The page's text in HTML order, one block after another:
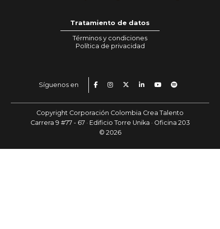
Tratamiento de datos
Términos y condiciones
Política de privacidad
Síguenos en
Copyright Corporación Colombia Crea Talento
Carrera 9 #77 - 67 · Edificio Torre Unika · Oficina 203
© 2026